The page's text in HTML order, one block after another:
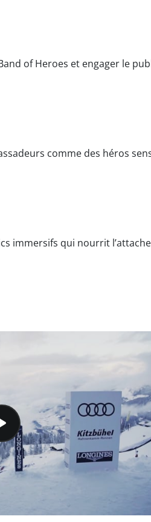
of Heroes et engager le
comme des héros
immersifs qui nourrit